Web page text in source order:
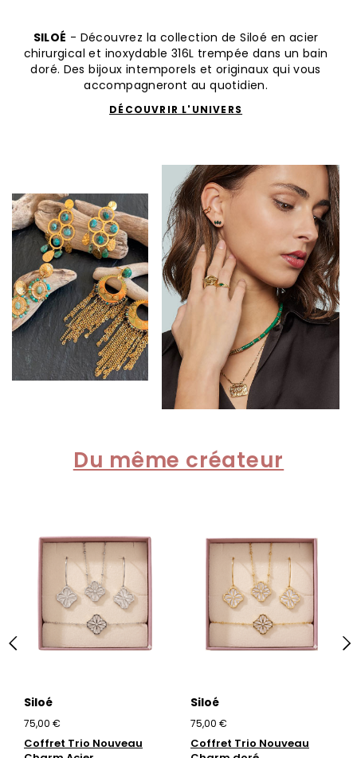
SILOÉ - Découvrez la collection de Siloé en acier
chirurgical et inoxydable 316L trempée dans un bain
doré. Des bijoux intemporels et originaux qui vous
accompagneront au quotidien.
DÉCOUVRIR L'UNIVERS
Du même créateur
Siloé
75,00 €
Coffret Trio Nouveau
Siloé
75,00 €
Coffret Trio Nouveau